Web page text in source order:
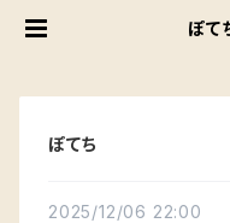
ぽて
ぽてち
2025/12/06 22:00